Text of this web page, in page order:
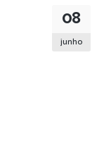
08
junho